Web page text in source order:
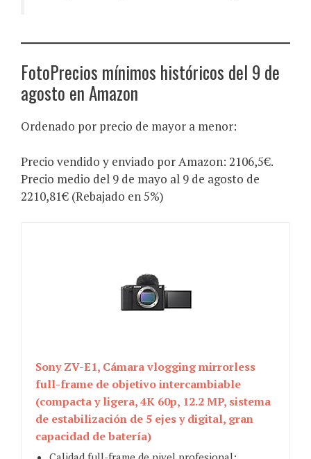
FotoPrecios mínimos históricos del 9 de
agosto en Amazon
Ordenado por precio de mayor a menor:
Precio vendido y enviado por Amazon: 2106,5€.
Precio medio del 9 de mayo al 9 de agosto de
2210,81€ (Rebajado en 5%)
Sony ZV-E1, Cámara vlogging mirrorless
full-frame de objetivo intercambiable
(compacta y ligera, 4K 60p, 12.2 MP, sistema
de estabilización de 5 ejes y digital, gran
capacidad de batería)